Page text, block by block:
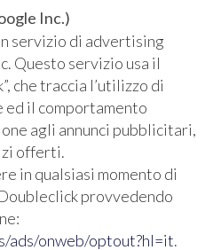
Inc.)
servizio di advertising
Questo servizio usa il
che traccia l’utilizzo di
ed il comportamento
agli annunci pubblicitari,
offerti.
in qualsiasi momento di
provvedendo
ads/onweb/optout?hl=it.